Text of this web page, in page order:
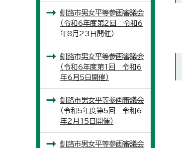
釧路市男女平等参画審議会
（令和6年度第2回 令和6
年8月23日開催）
釧路市男女平等参画審議会
（令和6年度第1回 令和6
年6月5日開催）
釧路市男女平等参画審議会
（令和5年度第5回 令和6
年2月15日開催）
釧路市男女平等参画審議会